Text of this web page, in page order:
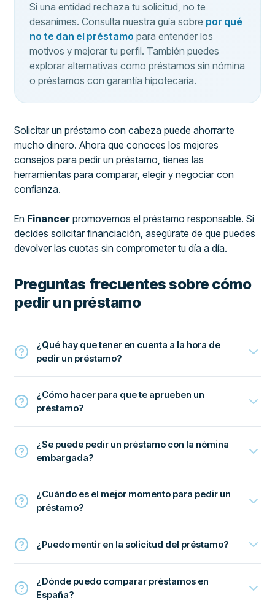
Si una entidad rechaza tu solicitud, no te
desanimes. Consulta nuestra guía sobre por qué
no te dan el préstamo para entender los
motivos y mejorar tu perfil. También puedes
explorar alternativas como préstamos sin nómina
o préstamos con garantía hipotecaria.
Solicitar un préstamo con cabeza puede ahorrarte
mucho dinero. Ahora que conoces los mejores
consejos para pedir un préstamo, tienes las
herramientas para comparar, elegir y negociar con
confianza.
En Financer promovemos el préstamo responsable. Si
decides solicitar financiación, asegúrate de que puedes
devolver las cuotas sin comprometer tu día a día.
Preguntas frecuentes sobre cómo
pedir un préstamo
¿Qué hay que tener en cuenta a la hora de
pedir un préstamo?
¿Cómo hacer para que te aprueben un
préstamo?
¿Se puede pedir un préstamo con la nómina
embargada?
¿Cuándo es el mejor momento para pedir un
préstamo?
¿Puedo mentir en la solicitud del préstamo?
¿Dónde puedo comparar préstamos en
España?